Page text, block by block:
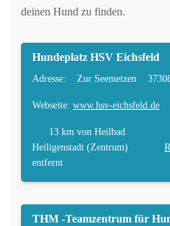
deinen Hund zu finden.
Hundeplatz HSV Eichsfeld
Adresse: Zur Seemetzen
Webseite: www.hsv-eichsfeld.de
13 km von Heilbad
Heiligenstadt (Zentrum)
entfernt
THM -Teamzentrum für